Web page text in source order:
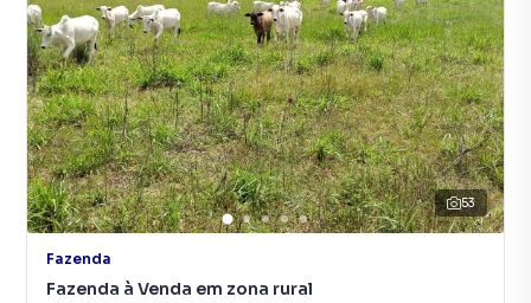
53
Fazenda
Fazenda à Venda em zona rural